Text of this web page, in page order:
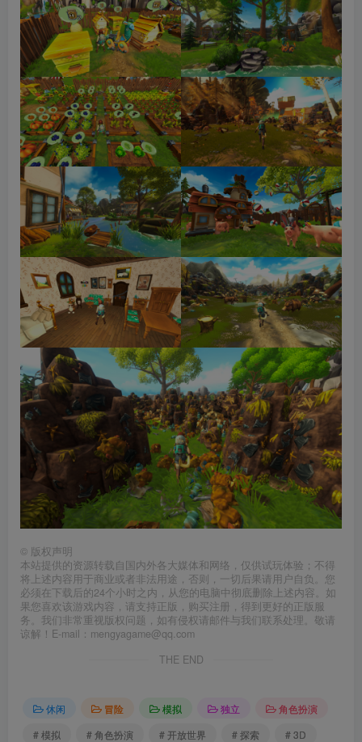
© 版权声明
本站提供的资源转载自国内外各大媒体和网络，仅供试玩体验；不得
将上述内容用于商业或者非法用途，否则，一切后果请用户自负。您
必须在下载后的24个小时之内，从您的电脑中彻底删除上述内容。如
果您喜欢该游戏内容，请支持正版，购买注册，得到更好的正版服
务。我们非常重视版权问题，如有侵权请邮件与我们联系处理。敬请
谅解！E-mail：mengyagame@qq.com
THE END
休闲 冒险 模拟 独立
角色扮演
# 模拟
# 角色扮演 # 开放世界 # 探索
# 3D